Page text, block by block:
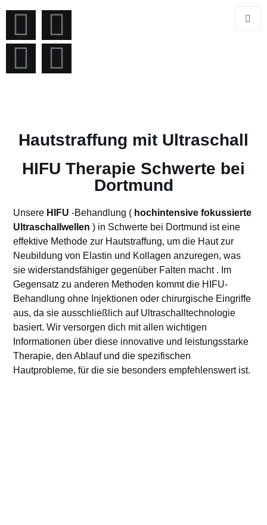
Über
Hautstraffung mit Ultraschall
HIFU Therapie Schwerte bei
Dortmund
Unsere HIFU -Behandlung ( hochintensivefokussierte
Ultraschallwellen ) in Schwerte bei Dortmund ist eine
effektive Methode zur Hautstraffung, um die Hautzur
Neubildung von Elastin und Kollagen anzuregen, was
sie widerstandsfähiger gegenüber Falten macht . Im
Gegensatz zu anderen Methoden kommt die HIFU-
Behandlung ohne Injektionen oder chirurgische Eingriffe
aus, da sie ausschließlich auf Ultraschalltechnologie
basiert. Wir versorgen dich mit allen wichtigen
Informationen über diese innovative und leistungsstarke
Therapie, den Ablauf und die spezifischen
Hautprobleme, für die sie besonders empfehlenswert ist.